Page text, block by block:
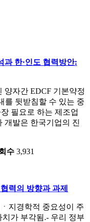
과 한·인도 협력방안:
자간 EDCF 기본약정
를 뒷받침할 수 있는 중
필요로 하는 제조업
개발은 한국기업의 진
수 3,931
력의 방향과 과제
지경학적 중요성이 주
가 부각됨.- 우리 정부